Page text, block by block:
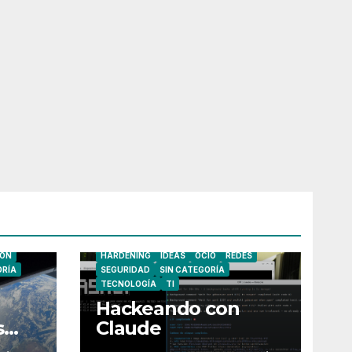
HARDENING
IDEAS OCIO
REDES
SEGURIDAD
SIN CATEGORÍA
TECNOLOGÍA
TI
Hackeando con
Claude